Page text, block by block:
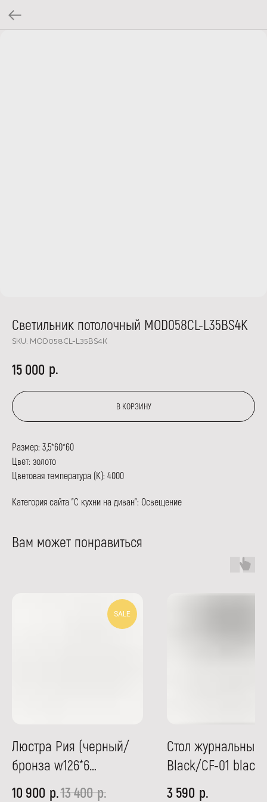
Светильник потолочный МОD058CL-L35BS4K
SKU: МОD058CL-L35BS4K
15 000 р.
В КОРЗИНУ
Размер: 3,5*60*60
Цвет: золото
Цветовая температура (К): 4000
Категория сайта "С кухни на диван": Освещение
Вам может понравиться
SALE
Люстра Рия (черный/
бронза w126*6
h96/66/56)
10 900 р.13 400 р.
Стол журнальный
Black/CF-01 black
dia
3 590 р.